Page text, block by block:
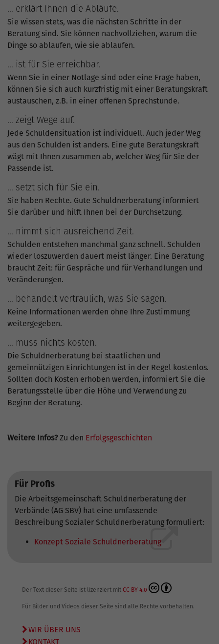
… erklärt Ihnen die Abläufe.
Sie wissen stets, was die nächsten Schritte in der
Beratung sind. Sie können nachvollziehen, warum die
Dinge so ablaufen, wie sie ablaufen.
… ist für Sie erreichbar.
Wenn Sie in einer Notlage sind oder eine Frage haben,
können Sie sich auch kurzfristig mit einer Beratungskraft
austauschen, z.B. in einer offenen Sprechstunde.
… zeigt Wege auf.
Jede Schuldensituation ist individuell. Auch jeder Weg
aus den Schulden ist anders. Eine gute Beratungskraft
wägt mit Ihnen zusammen ab, welcher Weg für Sie der
Passende ist.
… setzt sich für Sie ein.
Sie haben Rechte. Gute Schuldnerberatung informiert
Sie darüber und hilft Ihnen bei der Durchsetzung.
… nimmt sich ausreichend Zeit.
Schulden entstehen manchmal ganz schnell. Schulden
wieder loszuwerden dauert meist länger. Eine Beratung
braucht Zeit: für Gespräche und für Verhandlungen und
Veränderungen.
… behandelt vertraulich, was Sie sagen.
Keine Informationen werden ohne Ihre Zustimmung
weitergegeben.
… muss nichts kosten.
Die Schuldnerberatung bei staatlichen und
gemeinnützigen Einrichtungen ist in der Regel kostenlos.
Sollten doch Kosten erhoben werden, informiert Sie die
Beratungsstelle über die Höhe und Verwendung zu
Beginn der Beratung.
Weitere Infos?Zu den Erfolgsgeschichten
Für Profis
Die Arbeitsgemeinschaft Schuldnerberatung der
Verbände (AG SBV) hat eine umfassende
Beschreibung Sozialer Schuldnerberatung formuliert:
Konzept Soziale Schuldnerberatung
Der Text dieser Seite ist lizenziert mit CC BY 4.0
Für Bilder und Videos dieser Seite sind alle Rechte vorbehalten.
WIR ÜBER UNS
KONTAKT